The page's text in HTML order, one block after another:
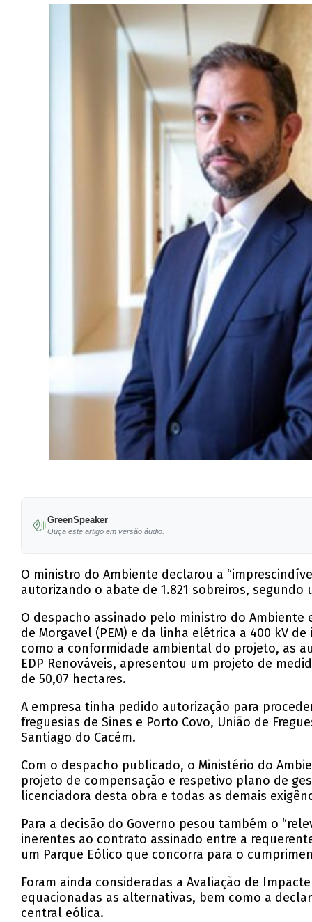
GreenSpeaker
Ouça este artigo em versão áudio.
O ministro do Ambiente declarou a
autorizando o abate de 1.821 sobreiros,
O despacho assinado pelo ministro do Ambiente
de Morgavel (PEM) e da linha elétrica a 400 kV
como a conformidade ambiental do projeto, as
EDP Renováveis, apresentou um projeto de
de 50,07 hectares.
A empresa tinha pedido autorização para
freguesias de Sines e Porto Covo, União de
Santiago do Cacém.
Com o despacho publicado, o Ministério do
projeto de compensação e respetivo plano de
licenciadora desta obra e todas as demais
Para a decisão do Governo pesou também o
inerentes ao contrato assinado entre a
um Parque Eólico que concorra para o
Foram ainda consideradas a Avaliação de
equacionadas as alternativas, bem como a
central eólica.